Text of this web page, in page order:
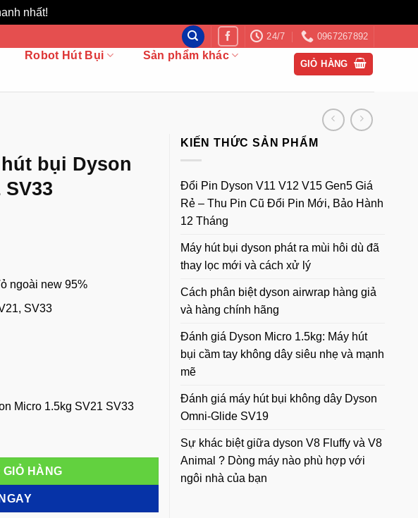
nhất!
24/7 0967267892
Robot Hút Bụi
Sản phẩm khác
GIỎ HÀNG
KIẾN THỨC SẢN PHẨM
Đổi Pin Dyson V11 V12 V15 Gen5 Giá
Rẻ – Thu Pin Cũ Đổi Pin Mới, Bảo Hành
12 Tháng
Máy hút bụi dyson phát ra mùi hôi dù đã
thay lọc mới và cách xử lý
Cách phân biệt dyson airwrap hàng giả
và hàng chính hãng
Đánh giá Dyson Micro 1.5kg: Máy hút
bụi cầm tay không dây siêu nhẹ và mạnh
mẽ
Đánh giá máy hút bụi không dây Dyson
Omni-Glide SV19
Sự khác biệt giữa dyson V8 Fluffy và V8
Animal ? Dòng máy nào phù hợp với
ngôi nhà của bạn
bụi Dyson
ngoài new 95%
SV33
Micro 1.5kg SV21 SV33
1.5kg SV21 SV33 số lượng
HÀNG